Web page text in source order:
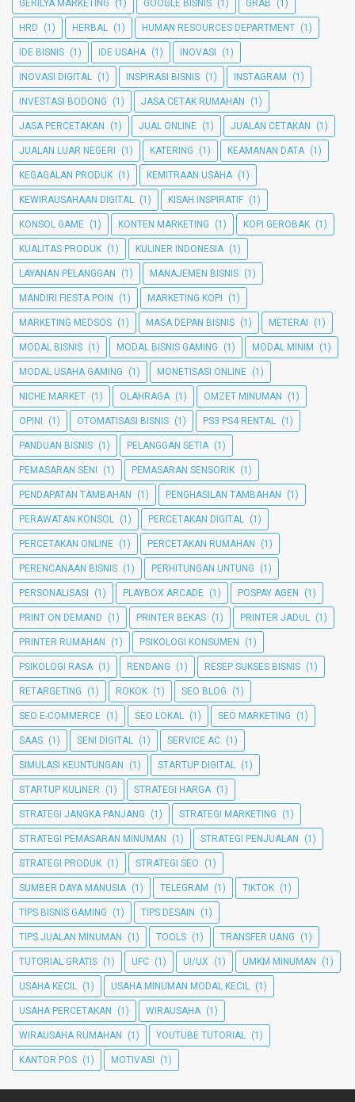
GERILYA MARKETING (1) GOOGLE BISNIS (1) GRAB (1)
HRD (1) HERBAL (1) HUMAN RESOURCES DEPARTMENT (1)
IDE BISNIS (1) IDE USAHA (1) INOVASI (1)
INOVASI DIGITAL (1) INSPIRASI BISNIS (1) INSTAGRAM (1)
INVESTASI BODONG (1) JASA CETAK RUMAHAN (1)
JASA PERCETAKAN (1) JUAL ONLINE (1) JUALAN CETAKAN (1)
JUALAN LUAR NEGERI (1) KATERING (1) KEAMANAN DATA (1)
KEGAGALAN PRODUK (1) KEMITRAAN USAHA (1)
KEWIRAUSAHAAN DIGITAL (1) KISAH INSPIRATIF (1)
KONSOL GAME (1) KONTEN MARKETING (1) KOPI GEROBAK (1)
KUALITAS PRODUK (1) KULINER INDONESIA (1)
LAYANAN PELANGGAN (1) MANAJEMEN BISNIS (1)
MANDIRI FIESTA POIN (1) MARKETING KOPI (1)
MARKETING MEDSOS (1) MASA DEPAN BISNIS (1) METERAI (1)
MODAL BISNIS (1) MODAL BISNIS GAMING (1) MODAL MINIM (1)
MODAL USAHA GAMING (1) MONETISASI ONLINE (1)
NICHE MARKET (1) OLAHRAGA (1) OMZET MINUMAN (1)
OPINI (1) OTOMATISASI BISNIS (1) PS3 PS4 RENTAL (1)
PANDUAN BISNIS (1) PELANGGAN SETIA (1)
PEMASARAN SENI (1) PEMASARAN SENSORIK (1)
PENDAPATAN TAMBAHAN (1) PENGHASILAN TAMBAHAN (1)
PERAWATAN KONSOL (1) PERCETAKAN DIGITAL (1)
PERCETAKAN ONLINE (1) PERCETAKAN RUMAHAN (1)
PERENCANAAN BISNIS (1) PERHITUNGAN UNTUNG (1)
PERSONALISASI (1) PLAYBOX ARCADE (1) POSPAY AGEN (1)
PRINT ON DEMAND (1) PRINTER BEKAS (1) PRINTER JADUL (1)
PRINTER RUMAHAN (1) PSIKOLOGI KONSUMEN (1)
PSIKOLOGI RASA (1) RENDANG (1) RESEP SUKSES BISNIS (1)
RETARGETING (1) ROKOK (1) SEO BLOG (1)
SEO E-COMMERCE (1) SEO LOKAL (1) SEO MARKETING (1)
SAAS (1) SENI DIGITAL (1) SERVICE AC (1)
SIMULASI KEUNTUNGAN (1) STARTUP DIGITAL (1)
STARTUP KULINER (1) STRATEGI HARGA (1)
STRATEGI JANGKA PANJANG (1) STRATEGI MARKETING (1)
STRATEGI PEMASARAN MINUMAN (1) STRATEGI PENJUALAN (1)
STRATEGI PRODUK (1) STRATEGI SEO (1)
SUMBER DAYA MANUSIA (1) TELEGRAM (1) TIKTOK (1)
TIPS BISNIS GAMING (1) TIPS DESAIN (1)
TIPS JUALAN MINUMAN (1) TOOLS (1) TRANSFER UANG (1)
TUTORIAL GRATIS (1) UFC (1) UI/UX (1) UMKM MINUMAN (1)
USAHA KECIL (1) USAHA MINUMAN MODAL KECIL (1)
USAHA PERCETAKAN (1) WIRAUSAHA (1)
WIRAUSAHA RUMAHAN (1) YOUTUBE TUTORIAL (1)
KANTOR POS (1) MOTIVASI (1)